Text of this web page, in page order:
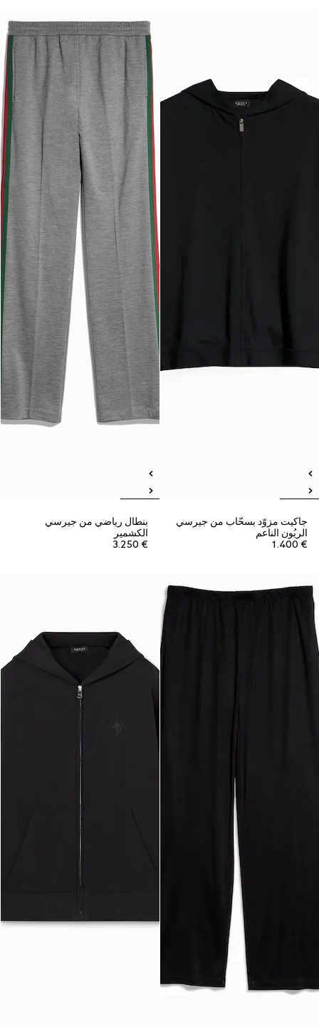
جاكيت مزوّد بسحّاب من جيرسي
الريُون الناعم
€ 1.400
بنطال رياضي من جيرسي
الكشمير
€ 3.250